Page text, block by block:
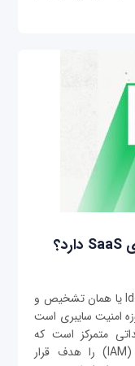
ITDR سرنام Identity Protection Provides یا همان تشخیص و
امنیت سایبری است
متمرکز است که
سیستم‌های مدیریت هویت و دسترسی (IAM) را هدف قرار